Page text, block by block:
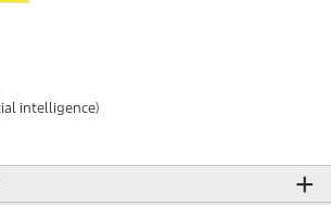
intelligence)